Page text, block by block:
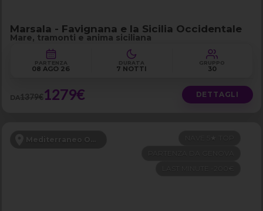
Marsala - Favignana e la Sicilia Occidentale
Mare, tramonti e anima siciliana
PARTENZA
08 AGO 26
DURATA
7 NOTTI
GRUPPO
30
DA1379€1279€ DETTAGLI
Mediterraneo Occidentale
NAVE 5★ TOP